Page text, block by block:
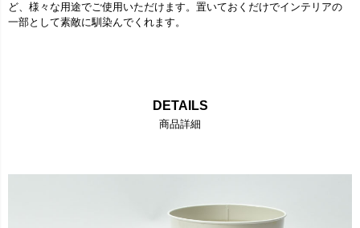
ど、様々な用途でご使用いただけます。置いておくだけでインテリアの
一部として素敵に馴染んでくれます。
DETAILS
商品詳細